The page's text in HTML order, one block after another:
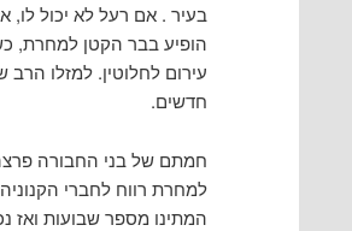
בעיר . אם רעל לא יכול לו,
הופיע בבר הקטן למחרת,
עירום לחלוטין. למזלו
חדשים.
חמתם של בני החבורה
למחרת רווח לחברי
המתינו מספר שבועות ואז